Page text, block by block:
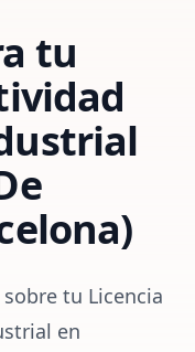
tu
tu Licencia
en